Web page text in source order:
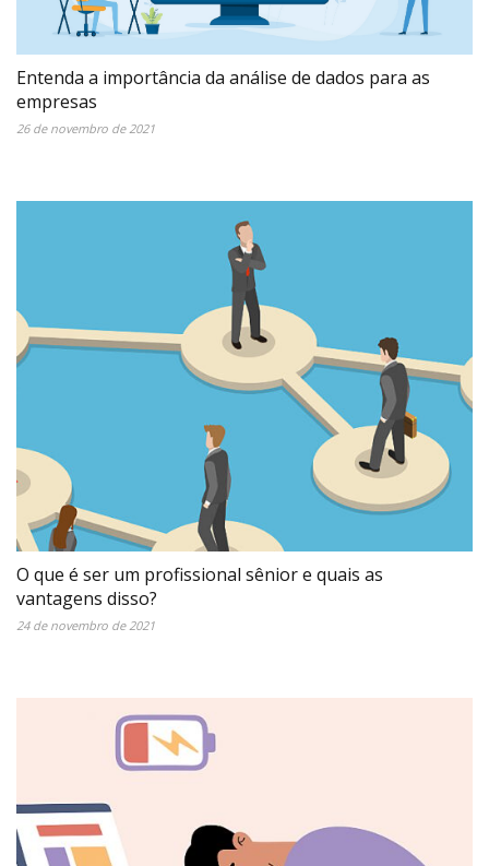
Entenda a importância da análise de dados para as
empresas
26 de novembro de 2021
O que é ser um profissional sênior e quais as
vantagens disso?
24 de novembro de 2021